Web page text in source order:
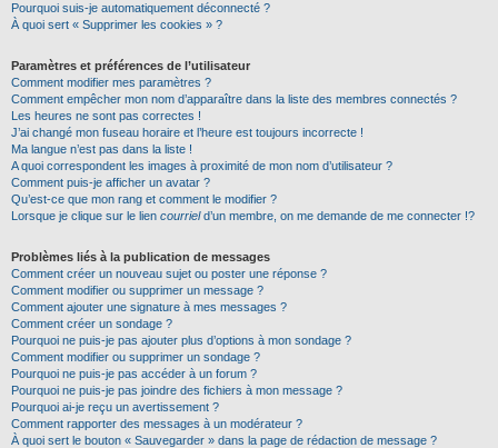
Pourquoi suis-je automatiquement déconnecté ?
À quoi sert « Supprimer les cookies » ?
Paramètres et préférences de l’utilisateur
Comment modifier mes paramètres ?
Comment empêcher mon nom d’apparaître dans la liste des membres connectés ?
Les heures ne sont pas correctes !
J’ai changé mon fuseau horaire et l’heure est toujours incorrecte !
Ma langue n’est pas dans la liste !
A quoi correspondent les images à proximité de mon nom d’utilisateur ?
Comment puis-je afficher un avatar ?
Qu’est-ce que mon rang et comment le modifier ?
Lorsque je clique sur le lien courrield’un membre, on me demande de me connecter !?
Problèmes liés à la publication de messages
Comment créer un nouveau sujet ou poster une réponse ?
Comment modifier ou supprimer un message ?
Comment ajouter une signature à mes messages ?
Comment créer un sondage ?
Pourquoi ne puis-je pas ajouter plus d’options à mon sondage ?
Comment modifier ou supprimer un sondage ?
Pourquoi ne puis-je pas accéder à un forum ?
Pourquoi ne puis-je pas joindre des fichiers à mon message ?
Pourquoi ai-je reçu un avertissement ?
Comment rapporter des messages à un modérateur ?
À quoi sert le bouton « Sauvegarder » dans la page de rédaction de message ?